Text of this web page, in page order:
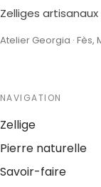
Zelliges
Atelier Georgia · Fès,
NAVIGATION
Zellige
Pierre naturelle
Savoir-faire